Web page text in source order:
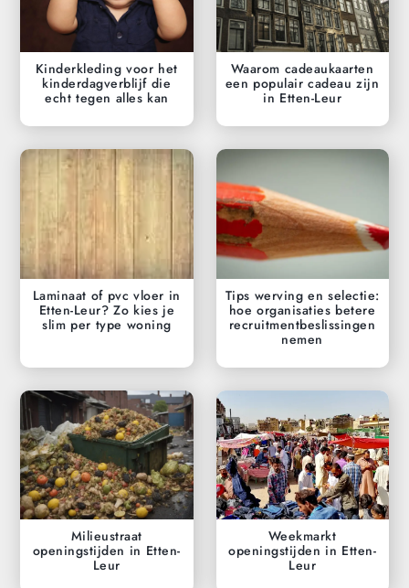
Kinderkleding voor het
kinderdagverblijf die
echt tegen alles kan
Waarom cadeaukaarten
een populair cadeau zijn
in Etten-Leur
Laminaat of pvc vloer in
Etten-Leur? Zo kies je
slim per type woning
Tips werving en selectie:
hoe organisaties betere
recruitmentbeslissingen
nemen
Milieustraat
openingstijden in Etten-
Leur
Weekmarkt
openingstijden in Etten-
Leur